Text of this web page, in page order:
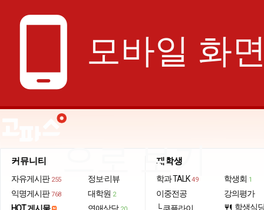
phone_android 모바일 화
으로 보기
커뮤니티
자유게시판 255
익명게시판 768
정보·리뷰
대학원 2
재학생
학과 TALK 49
이중전공
학생회 1
강의평가
restaurant 학생식